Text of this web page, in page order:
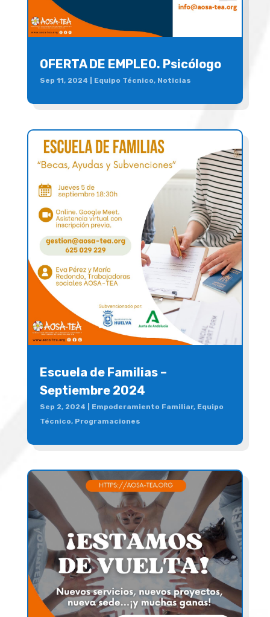
OFERTA DE EMPLEO. Psicólogo
Sep 11, 2024 Equipo Técnico, Noticias
Escuela de Familias –
Septiembre 2024
Sep 2, 2024 Empoderamiento Familiar, Equipo
Técnico, Programaciones